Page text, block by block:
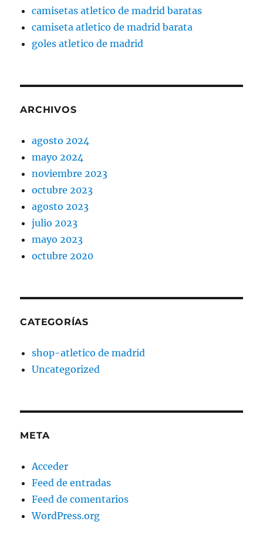
camisetas atletico de madrid baratas
camiseta atletico de madrid barata
goles atletico de madrid
ARCHIVOS
agosto 2024
mayo 2024
noviembre 2023
octubre 2023
agosto 2023
julio 2023
mayo 2023
octubre 2020
CATEGORÍAS
shop-atletico de madrid
Uncategorized
META
Acceder
Feed de entradas
Feed de comentarios
WordPress.org